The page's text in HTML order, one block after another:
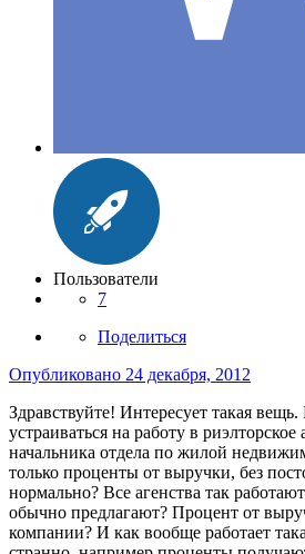
Пользователи
7
Поделиться
Опубликовано 24 декабря, 2012
Здравствуйте! Интересует такая вещь.
устраиваться на работу в риэлторское
начальника отдела по жилой
только проценты от выручки, без
нормально? Все агенства так
обычно предлагают? Процент от
компании? И как вообще работает